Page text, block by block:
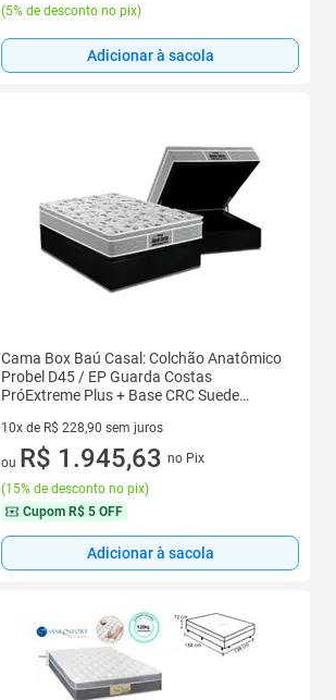
(5% de desconto no pix)
Adicionar à sacola
Cama Box Baú Casal: Colchão Anatômico
Probel D45 / EP Guarda Costas
PróExtreme Plus + Base CRC Suede
10x de R$ 228,90 sem juros
10 vez de R$ 228,90 sem juros
ou R$ 1.945,63 no Pix
(15% de desconto no pix)
Cupom R$ 5 OFF
Adicionar à sacola